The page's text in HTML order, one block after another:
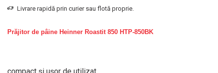
Livrare rapidă prin curier sau flotă proprie.
Prăjitor de pâine Heinner Roastit 850 HTP-850BK
compact și ușor de utilizat